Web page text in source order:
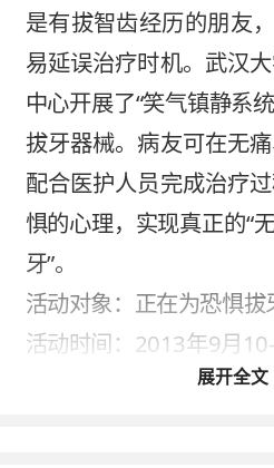
是有拔智齿经历的朋友
易延误治疗时机。武汉
中心开展了“笑气镇静系
拔牙器械。病友可在无
配合医护人员完成治疗
惧的心理，实现真正的“
牙”。
活动对象：正在为恐惧
活动时间：2013年9月
活动方式 ：1、病友先
展开全文